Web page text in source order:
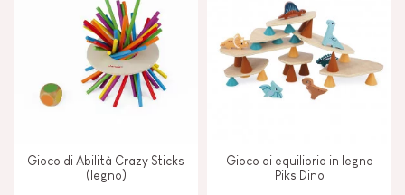
TIPI DI APPRENDIMENTO
Camminare, correre e muoversi
Costruire e progettare
Manipolare e maneggiare
Gioco di Abilità Crazy Sticks
(legno)
Gioco di equilibrio in legno
Piks Dino